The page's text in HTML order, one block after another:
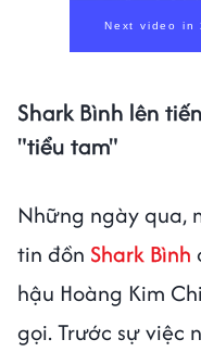
Shark Bình lên
"tiểu tam"
Những ngày qua,
tin đồn Shark Bình
hậu Hoàng Kim
gọi. Trước sự việc